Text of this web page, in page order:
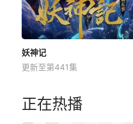
妖神记
更新至第441集
正在热播